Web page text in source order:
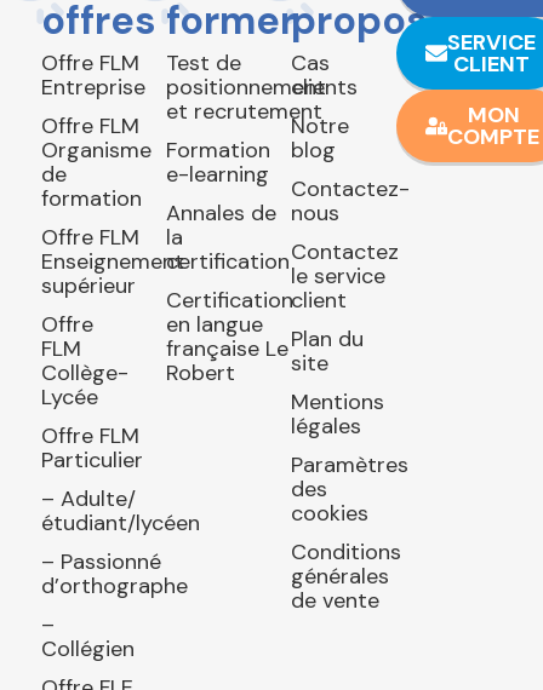
offres
Offre FLM
Entreprise
Offre FLM
Organisme
de
formation
Offre FLM
Enseignement
supérieur
Offre
FLM
Collège-
Lycée
Offre FLM
Particulier
– Adulte/
étudiant/lycéen
– Passionné
d’orthographe
–
Collégien
former
Test de
positionnement
et recrutement
Formation
e-learning
Annales de
la
certification
Certification
en langue
française Le
Robert
propos
Cas
clients
Notre
blog
Contactez-
nous
Contactez
le service
client
Plan du
site
Mentions
légales
Paramètres
des
cookies
Conditions
générales
de vente
SERVICE
CLIENT
MON
COMPTE